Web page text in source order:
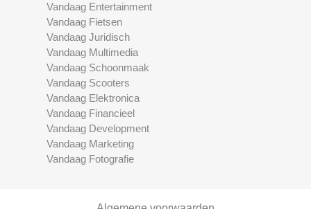
Vandaag Entertainment
Vandaag Fietsen
Vandaag Juridisch
Vandaag Multimedia
Vandaag Schoonmaak
Vandaag Scooters
Vandaag Elektronica
Vandaag Financieel
Vandaag Development
Vandaag Marketing
Vandaag Fotografie